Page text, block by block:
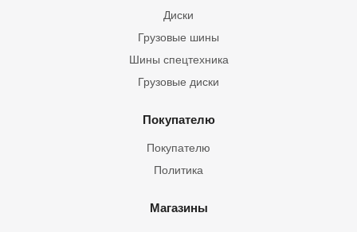
Грузовые шины
Шины спецтехника
Диски
Грузовые диски
Покупателю
Покупателю
Политика
Магазины